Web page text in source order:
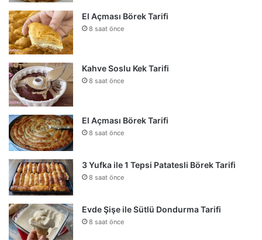
El Açması Börek Tarifi
8 saat önce
Kahve Soslu Kek Tarifi
8 saat önce
El Açması Börek Tarifi
8 saat önce
3 Yufka ile 1 Tepsi Patatesli Börek Tarifi
8 saat önce
Evde Şişe ile Sütlü Dondurma Tarifi
8 saat önce